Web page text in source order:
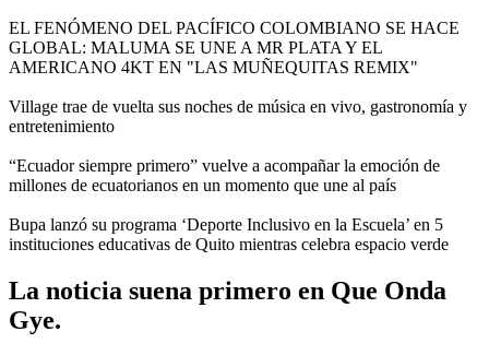
EL FENÓMENO DEL PACÍFICO COLOMBIANO SE HACE
GLOBAL: MALUMA SE UNE A MR PLATA Y EL
AMERICANO 4KT EN "LAS MUÑEQUITAS REMIX"
Village trae de vuelta sus noches de música en vivo, gastronomía y
entretenimiento
“Ecuador siempre primero” vuelve a acompañar la emoción de
millones de ecuatorianos en un momento que une al país
Bupa lanzó su programa ‘Deporte Inclusivo en la Escuela’ en 5
instituciones educativas de Quito mientras celebra espacio verde
La noticia suena primero en Que Onda
Gye.